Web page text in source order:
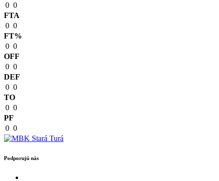
0 0
FTA
0 0
FT%
0 0
OFF
0 0
DEF
0 0
TO
0 0
PF
0 0
Podporujú nás